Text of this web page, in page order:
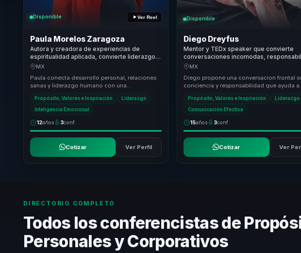
Disponible Ver Reel
Paula Morelos Zaragoza
Autora y creadora de experiencias de
espiritualidad aplicada, convierte liderazgo
consciente en cohesion para lideres y
MX
Paula conecta desarrollo personal, relaciones
sanas y liderazgo humano con una
equipos que n...
Propósito, Valores e Inspiración Liderazgo
Inteligencia Emocional
12años 3conf.
Cotizar Ver Perfil
Disponible
Diego Dreyfus
Mentor y TEDx speaker que convierte
conversaciones incomodas,
y conciencia en claridad para lideres y
MX
Diego propone una conversacion frontal
conciencia y responsabilidad que ayuda a
ab...
Propósito, Valores e Inspiración Liderazgo
Comunicación Efectiva
15años 3conf.
Cotizar Ver
DIRECTORIO COMPLETO
Todos los conferencistas de
Personales y Corporativos